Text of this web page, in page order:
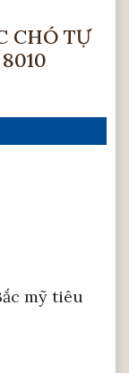
CHÓ TỰ
mỹ tiêu